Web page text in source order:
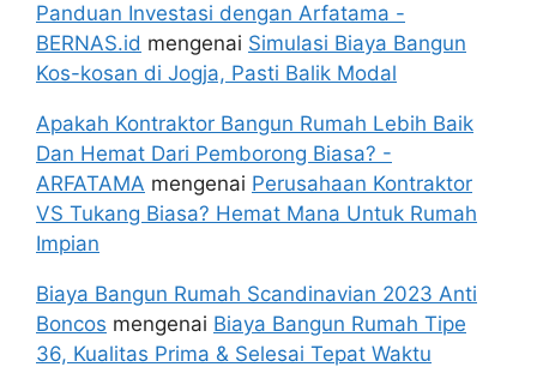
Panduan Investasi dengan Arfatama -
BERNAS.id mengenai Simulasi Biaya Bangun
Kos-kosan di Jogja, Pasti Balik Modal
Apakah Kontraktor Bangun Rumah Lebih Baik
Dan Hemat Dari Pemborong Biasa? -
ARFATAMA mengenai Perusahaan Kontraktor
VS Tukang Biasa? Hemat Mana Untuk Rumah
Impian
Biaya Bangun Rumah Scandinavian 2023 Anti
Boncos mengenai Biaya Bangun Rumah Tipe
36, Kualitas Prima & Selesai Tepat Waktu